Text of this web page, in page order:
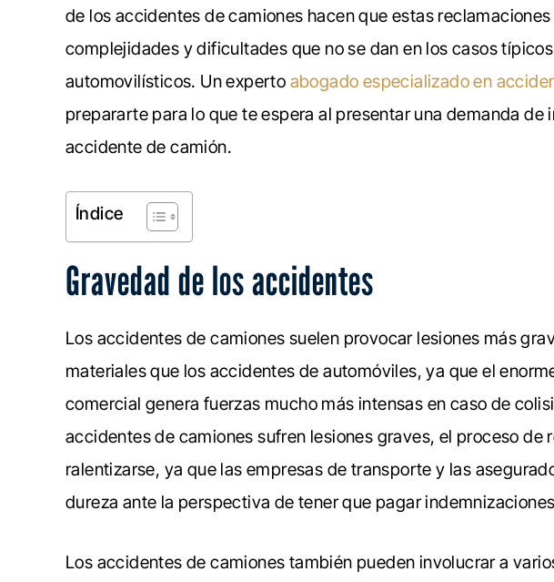
de los accidentes de camiones hacen que estas
complejidades y dificultades que no se dan en los casos
automovilísticos. Un experto abogado especializado en
prepararte para lo que te espera al presentar una demanda de
accidente de camión.
Índice
Gravedad de los accidentes
Los accidentes de camiones suelen provocar lesiones más
materiales que los accidentes de automóviles, ya que el
comercial genera fuerzas mucho más intensas en caso de
accidentes de camiones sufren lesiones graves, el proceso de
ralentizarse, ya que las empresas de transporte y las
dureza ante la perspectiva de tener que pagar
Los accidentes de camiones también pueden involucrar a